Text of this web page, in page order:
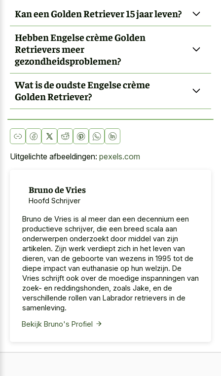
Kan een Golden Retriever 15 jaar leven?
Hebben Engelse crème Golden
Retrievers meer
gezondheidsproblemen?
Wat is de oudste Engelse crème
Golden Retriever?
Uitgelichte afbeeldingen: pexels.com
Bruno de Vries
Hoofd Schrijver
Bruno de Vries is al meer dan een decennium een
productieve schrijver, die een breed scala aan
onderwerpen onderzoekt door middel van zijn
artikelen. Zijn werk verdiept zich in het leven van
dieren, van de geboorte van wezens in 1995 tot de
diepe impact van euthanasie op hun welzijn. De
Vries schrijft ook over de moedige inspanningen van
zoek- en reddingshonden, zoals Jake, en de
verschillende rollen van Labrador retrievers in de
samenleving.
Bekijk Bruno's Profiel